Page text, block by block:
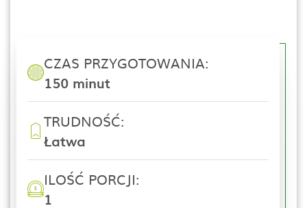
CZAS PRZYGOTOWANIA:
150 minut
TRUDNOŚĆ:
Łatwa
ILOŚĆ PORCJI:
1